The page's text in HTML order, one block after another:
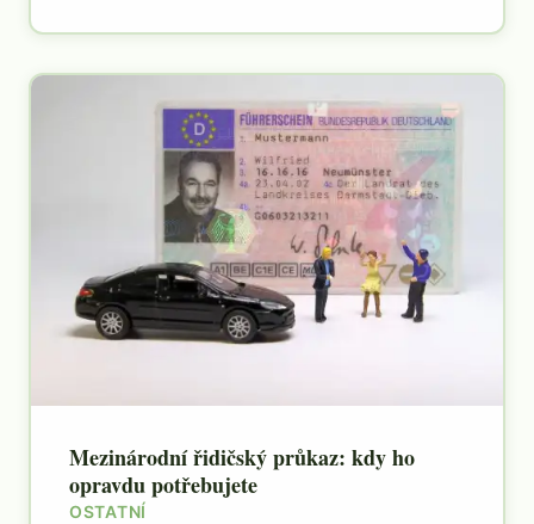
Mezinárodní řidičský průkaz: kdy ho
opravdu potřebujete
OSTATNÍ